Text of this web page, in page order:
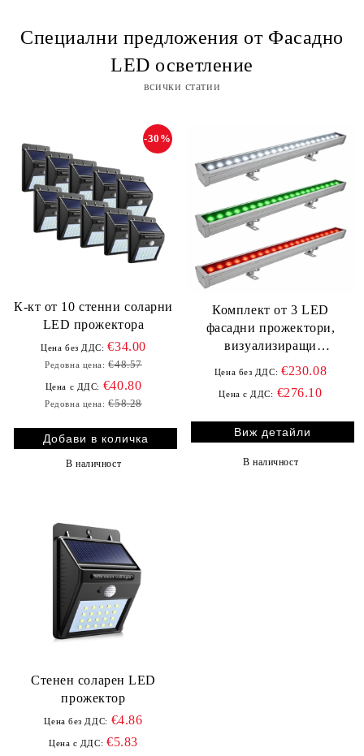
Специални предложения от Фасадно
LED осветление
всички статии
К-кт от 10 стенни соларни
LED прожектора
-30%
Цена без ДДС: €34.00
Редовна цена: €48.57
Цена с ДДС: €40.80
Редовна цена: €58.28
В наличност
Комплект от 3 LED
фасадни прожектори,
визуализиращи
българското знаме
Цена без ДДС: €230.08
Цена с ДДС: €276.10
Виж детайли
В наличност
Стенен соларен LED
прожектор
Цена без ДДС: €4.86
Цена с ДДС: €5.83